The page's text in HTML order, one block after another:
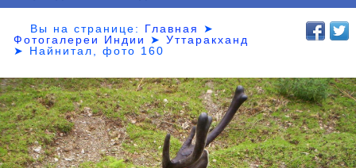
Вы на странице: Главная
➤
Фотогалереи Индии
➤Уттаракханд
➤ Найнитал, фото 160